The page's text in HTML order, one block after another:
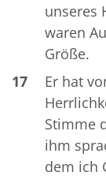
unseres
waren
Größe.
17
Er hat
Stimme
ihm
dem ich